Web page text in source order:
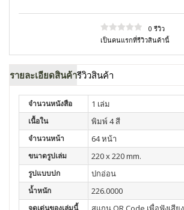
0 รีวิว
เป็นคนแรกที่รีวิวสินค้านี้
รายละเอียดสินค้ารีวิวสินค้า
จำนวนหนังสือ 1 เล่ม
เนื้อใน พิมพ์ 4 สี
จำนวนหน้า 64 หน้า
ขนาดรูปเล่ม 220 x 220 mm.
รูปแบบปก ปกอ่อน
น้ำหนัก 226.0000